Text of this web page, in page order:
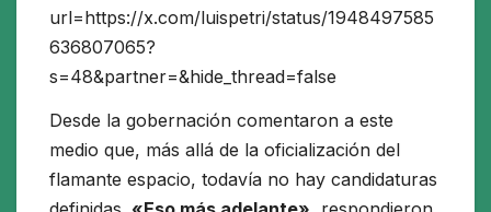
url=https://x.com/luispetri/status/1948497585
636807065?
s=48&partner=&hide_thread=false
Desde la gobernación comentaron a este
medio que, más allá de la oficialización del
flamante espacio, todavía no hay candidaturas